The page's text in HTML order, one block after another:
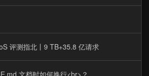
评测指北丨9 TB+35.8 亿请求
文档时如何换行<br>？